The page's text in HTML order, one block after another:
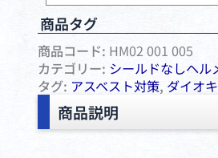
商品タグ
商品コード: HM02 001 005
カテゴリー: シールドなしヘル
タグ: アスベスト対策, ダイオ
商品説明